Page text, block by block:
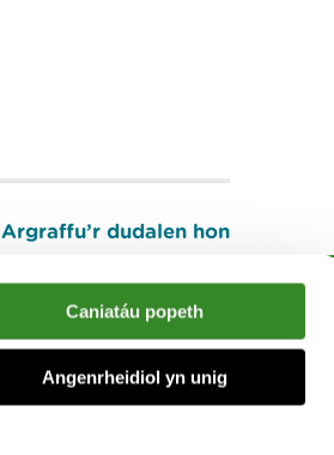
Caniatáu popeth
Angenrheidiol yn unig
Argraffu’r dudalen hon
I fyny